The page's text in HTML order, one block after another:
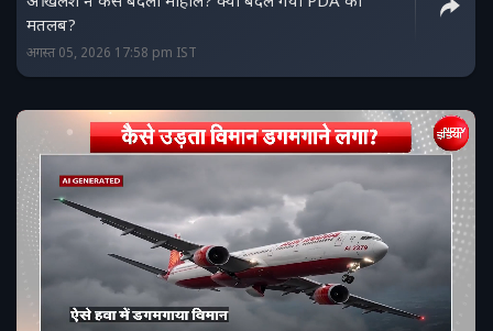
मतलब?
अगस्त 05, 2026 17:58 pm IST